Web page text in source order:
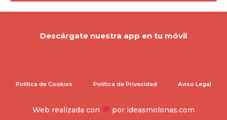
Descárgate nuestra app en tu móvil
Política de Cookies Política de Privacidad Aviso Legal
Web realizada con por ideasmolonas.com